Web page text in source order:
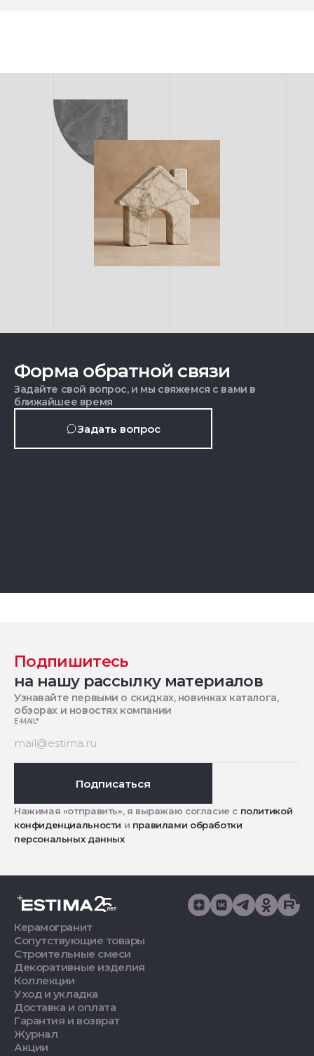
Форма обратной связи
Задайте свой вопрос, и мы свяжемся с вами в
ближайшее время
Задать вопрос
Подпишитесь
на нашу рассылку материалов
Узнавайте первыми о скидках, новинках каталога,
обзорах и новостях компании
E-MAIL*
Подписаться
Нажимая «отправить», я выражаю согласие с политикой
конфиденциальности и правилами обработки
персональных данных
Керамогранит
Сопутствующие товары
Строительные смеси
Декоративные изделия
Коллекции
Уход и укладка
Доставка и оплата
Гарантия и возврат
Журнал
Акции